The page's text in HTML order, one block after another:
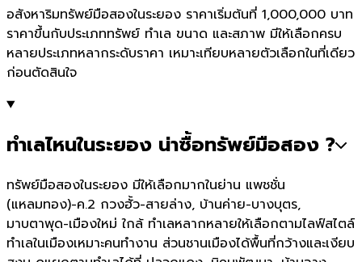
อสังหาริมทรัพย์มือสองในระยอง ราคาเริ่มต้นที่ 1,000,000 บาท
ราคาขึ้นกับประเภททรัพย์ ทำเล ขนาด และสภาพ มีให้เลือกครบ
หลายประเภทหลากระดับราคา เหมาะเทียบหลายตัวเลือกในที่เดียว
ก่อนตัดสินใจ
ทำเลไหนในระยอง น่าซื้อทรัพย์มือสอง ?
ทรัพย์มือสองในระยอง มีให้เลือกมากในย่าน แพชชั่น
(แหลมทอง)-ค.2 กวงฮั้ว-สายล่าง, บ้านค่าย-บางบุตร,
มาบตาพุด-เมืองใหม่ ใกล้ ทำเลหลากหลายให้เลือกตามไลฟ์สไตล์
ทำเลในเมืองเหมาะคนทำงาน ส่วนชานเมืองได้พื้นที่กว้างและเงียบ